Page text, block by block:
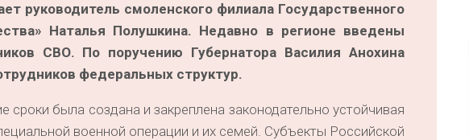
руководитель смоленского филиала Государственного
Наталья Полушкина. Недавно в регионе введены
СВО. По поручению Губернатора Василия Анохина
федеральных структур.
сроки была создана и закреплена законодательно устойчивая
военной операции и их семей. Субъекты Российской